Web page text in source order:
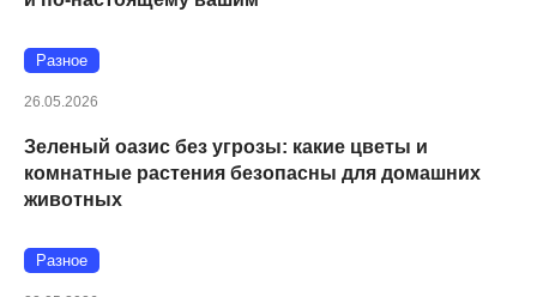
Разное
26.05.2026
Зеленый оазис без угрозы: какие цветы и
комнатные растения безопасны для домашних
животных
Разное